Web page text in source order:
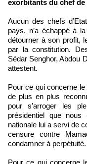
exorbitants du chef de
Aucun des chefs
pays, n’a échappé à
détourner à son profit,
par la constitution.
Sédar Senghor, Abdou
attestent.
Pour ce qui concerne
de plus en plus
pour s’arroger les
présidentiel que nous
nationale lui a servi de
censure contre
condamner à perpétuité.
Pour ce qui concerne